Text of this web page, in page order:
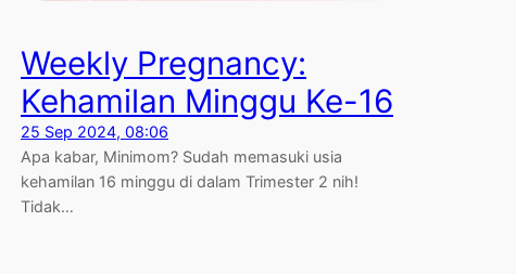
Weekly Pregnancy:
Kehamilan Minggu Ke-16
25 Sep 2024, 08:06
Apa kabar, Minimom? Sudah memasuki usia
kehamilan 16 minggu di dalam Trimester 2 nih!
Tidak…